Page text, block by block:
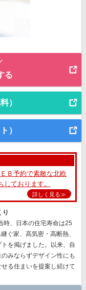
る
）
）
Ｂ予約で素敵な北欧
ております。
詳しく見る≫
り
時、日本の住宅寿命は25
継ぐ家、高気密・高断熱、
を掲げました。以来、自
みならずデザイン性にも
る住まいを提案 し続けて